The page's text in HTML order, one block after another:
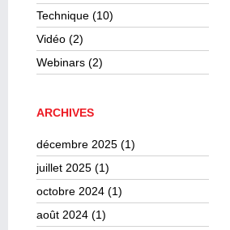
Technique (10)
Vidéo (2)
Webinars (2)
ARCHIVES
décembre 2025 (1)
juillet 2025 (1)
octobre 2024 (1)
août 2024 (1)